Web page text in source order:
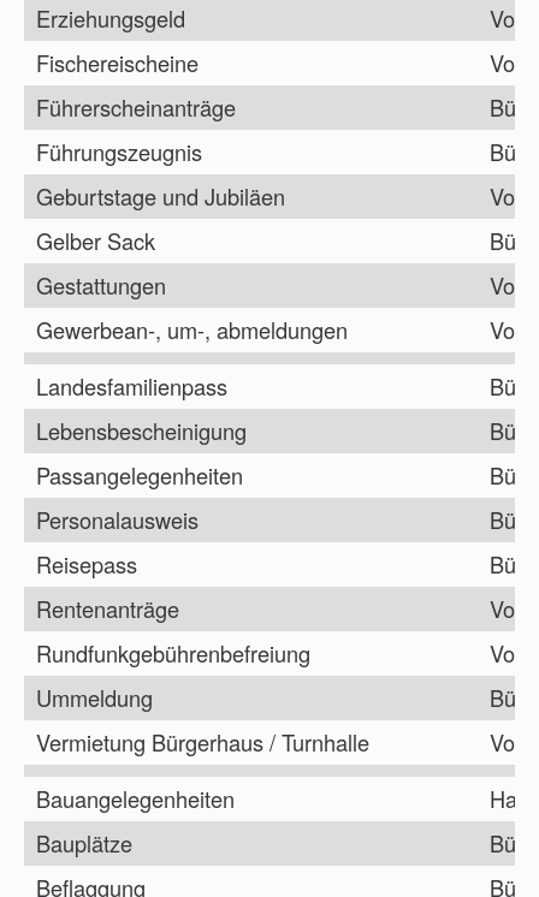
Erziehungsgeld
Fischereischeine
Führerscheinanträge
Führungszeugnis
Geburtstage und Jubiläen
Gelber Sack
Gestattungen
Gewerbean-, um-, abmeldungen
Landesfamilienpass
Lebensbescheinigung
Passangelegenheiten
Personalausweis
Reisepass
Rentenanträge
Rundfunkgebührenbefreiung
Ummeldung
Vermietung Bürgerhaus / Turnhalle
Bauangelegenheiten
Bauplätze
Beflaggung